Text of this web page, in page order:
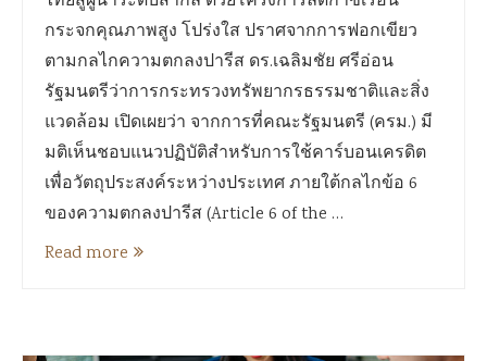
กระจกคุณภาพสูง โปร่งใส ปราศจากการฟอกเขียว
ตามกลไกความตกลงปารีส ดร.เฉลิมชัย ศรีอ่อน
รัฐมนตรีว่าการกระทรวงทรัพยากรธรรมชาติและสิ่ง
แวดล้อม เปิดเผยว่า จากการที่คณะรัฐมนตรี (ครม.) มี
มติเห็นชอบแนวปฏิบัติสำหรับการใช้คาร์บอนเครดิต
เพื่อวัตถุประสงค์ระหว่างประเทศ ภายใต้กลไกข้อ 6
ของความตกลงปารีส (Article 6 of the …
Read more